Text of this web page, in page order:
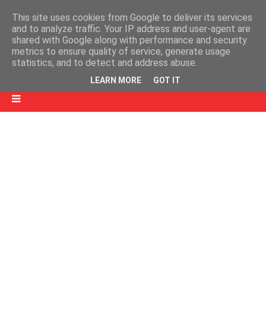
This site uses cookies from Google to deliver its services
and to analyze traffic. Your IP address and user-agent are
shared with Google along with performance and security
metrics to ensure quality of service, generate usage
statistics, and to detect and address abuse.
LEARN MORE GOT IT